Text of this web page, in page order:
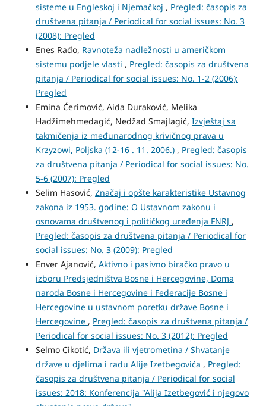
sisteme u Engleskoj i Njemačkoj , Pregled: časopis za
društvena pitanja / Periodical for social issues: No. 3
(2008): Pregled
Enes Rađo, Ravnoteža nadležnosti u američkom
sistemu podjele vlasti , Pregled: časopis za društvena
pitanja / Periodical for social issues: No. 1-2 (2006):
Pregled
Emina Ćerimović, Aida Duraković, Melika
Hadžimehmedagić, Nedžad Smajlagić, Izvještaj sa
takmičenja iz međunarodnog krivičnog prava u
Krzyzowi, Poljska (12-16 . 11. 2006.) , Pregled: časopis
za društvena pitanja / Periodical for social issues: No.
5-6 (2007): Pregled
Selim Hasović, Značaj i opšte karakteristike Ustavnog
zakona iz 1953. godine: O Ustavnom zakonu i
osnovama društvenog i političkog uređenja FNRJ ,
Pregled: časopis za društvena pitanja / Periodical for
social issues: No. 3 (2009): Pregled
Enver Ajanović, Aktivno i pasivno biračko pravo u
izboru Predsjedništva Bosne i Hercegovine, Doma
naroda Bosne i Hercegovine i Federacije Bosne i
Hercegovine u ustavnom poretku države Bosne i
Hercegovine , Pregled: časopis za društvena pitanja /
Periodical for social issues: No. 3 (2012): Pregled
Selmo Cikotić, Država ili vjetrometina / Shvatanje
države u djelima i radu Alije Izetbegovića , Pregled:
časopis za društvena pitanja / Periodical for social
issues: 2018: Konferencija "Alija Izetbegović i njegovo